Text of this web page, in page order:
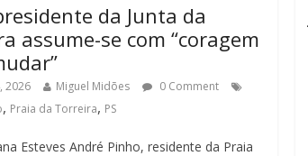
da Junta da
assume-se com “coragem
2026 Miguel Midões
0 Comment
, Praia da Torreira, PS
Esteves André Pinho, residente da Praia